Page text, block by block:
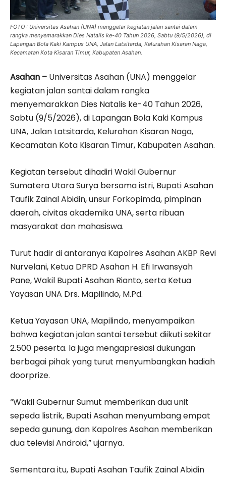
FOTO : Universitas Asahan (UNA) menggelar kegiatan jalan santai dalam
rangka menyemarakkan Dies Natalis ke-40 Tahun 2026, Sabtu (9/5/2026), di
Lapangan Bola Kaki Kampus UNA, Jalan Latsitarda, Kelurahan Kisaran Naga,
Kecamatan Kota Kisaran Timur, Kabupaten Asahan.
Asahan – Universitas Asahan (UNA) menggelar
kegiatan jalan santai dalam rangka
menyemarakkan Dies Natalis ke-40 Tahun 2026,
Sabtu (9/5/2026), di Lapangan Bola Kaki Kampus
UNA, Jalan Latsitarda, Kelurahan Kisaran Naga,
Kecamatan Kota Kisaran Timur, Kabupaten Asahan.
Kegiatan tersebut dihadiri Wakil Gubernur
Sumatera Utara Surya bersama istri, Bupati Asahan
Taufik Zainal Abidin, unsur Forkopimda, pimpinan
daerah, civitas akademika UNA, serta ribuan
masyarakat dan mahasiswa.
Turut hadir di antaranya Kapolres Asahan AKBP Revi
Nurvelani, Ketua DPRD Asahan H. Efi Irwansyah
Pane, Wakil Bupati Asahan Rianto, serta Ketua
Yayasan UNA Drs. Mapilindo, M.Pd.
Ketua Yayasan UNA, Mapilindo, menyampaikan
bahwa kegiatan jalan santai tersebut diikuti sekitar
2.500 peserta. Ia juga mengapresiasi dukungan
berbagai pihak yang turut menyumbangkan hadiah
doorprize.
“Wakil Gubernur Sumut memberikan dua unit
sepeda listrik, Bupati Asahan menyumbang empat
sepeda gunung, dan Kapolres Asahan memberikan
dua televisi Android,” ujarnya.
Sementara itu, Bupati Asahan Taufik Zainal Abidin